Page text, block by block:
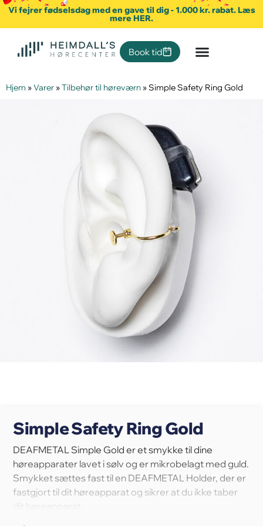
Vi fejrer fødselsdag med en gave til dig - 1.000 kr. rabat. Læs
mere HER.
Book tid
Hjem »Varer »Tilbehør til høreværn »Simple Safety Ring Gold
Simple Safety Ring Gold
DEAFMETAL Simple Gold er et smykke til dine
høreapparater lavet i sølv og er mikrobelagt med guld.
Smykket sættes fast til en DEAFMETAL Holder, der er
fastgjort til dit høreapparat og sikrer at du ikke taber
dit høreapparat.